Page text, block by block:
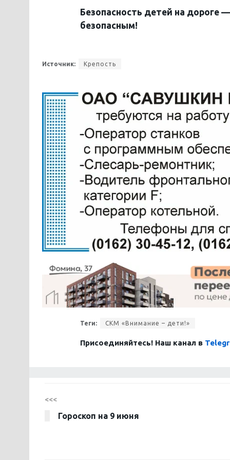
Безопасность детей на дороге
безопасным!
Источник: Крепость
Теги: СКМ «Внимание – дети!»
Присоединяйтесь! Наш канал в
<<<
Гороскоп на 9 июня